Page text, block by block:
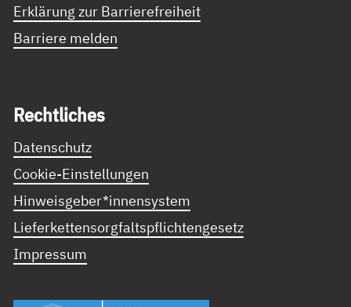
Erklärung zur Barrierefreiheit
Barriere melden
Recht­li­ches
Datenschutz
Cookie-Einstellungen
Hinweisgeber*innensystem
Lieferkettensorgfaltspflichtengesetz
Impressum